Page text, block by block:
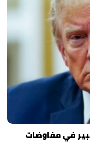
في مفاوضات